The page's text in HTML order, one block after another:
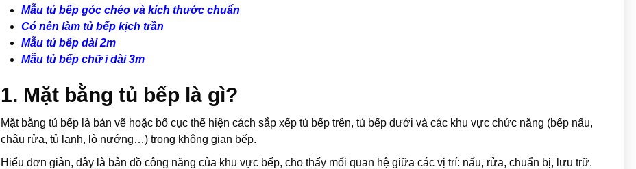
Mẫu tủ bếp góc chéo và kích thước chuẩn
Có nên làm tủ bếp kịch trần
Mẫu tủ bếp dài 2m
Mẫu tủ bếp chữ i dài 3m
1. Mặt bằng tủ bếp là gì?
Mặt bằng tủ bếp là bản vẽ hoặc bố cục thể hiện cách sắp xếp tủ bếp trên, tủ bếp dưới và các khu vực chức năng (bếp nấu,
chậu rửa, tủ lạnh, lò nướng…) trong không gian bếp.
Hiểu đơn giản, đây là bản đồ công năng của khu vực bếp, cho thấy mối quan hệ giữa các vị trí: nấu, rửa, chuẩn bị, lưu trữ.